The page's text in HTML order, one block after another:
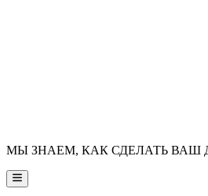
МЫ ЗНАЕМ, КАК СДЕЛАТЬ ВАШ
Главное
меню